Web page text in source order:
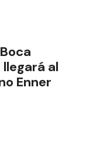
al
Enner